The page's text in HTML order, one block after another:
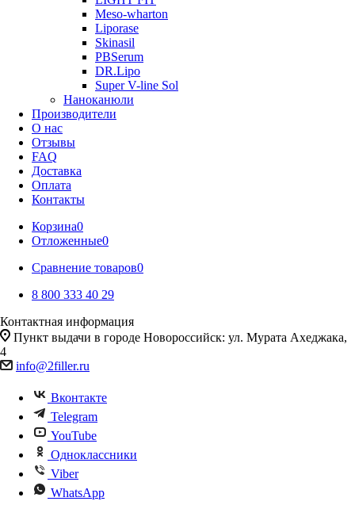
Meso-wharton
Liporase
Skinasil
PBSerum
DR.Lipo
Super V-line Sol
Наноканюли
Производители
О нас
Отзывы
FAQ
Доставка
Оплата
Контакты
Корзина0
Отложенные0
Сравнение товаров0
8 800 333 40 29
Контактная информация
Пункт выдачи в городе Новороссийск: ул. Мурата Ахеджака,
4
info@2filler.ru
Вконтакте
Telegram
YouTube
Одноклассники
Viber
WhatsApp